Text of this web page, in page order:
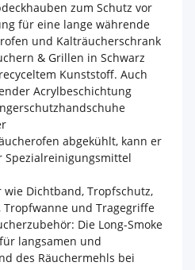
zum Schutz vor
für eine lange währende
und Kalträucherschrank
& Grillen in Schwarz
Kunststoff. Auch
Acrylbeschichtung
abgekühlt, kann er
Spezialreinigungsmittel
wie Dichtband, Tropfschutz,
Tropfwanne und Tragegriffe
Die Long-Smoke
langsamen und
des Räuchermehls bei